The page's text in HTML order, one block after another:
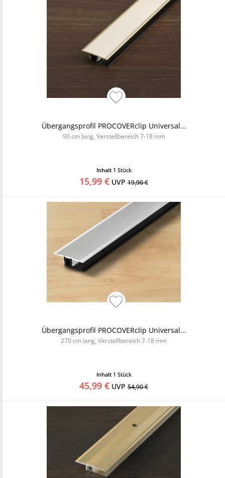
Übergangsprofil PROCOVERclip Universal...
90 cm lang, Verstellbereich 7-18 mm
Inhalt 1 Stück
15,99 € UVP 19,90 €
Übergangsprofil PROCOVERclip Universal...
270 cm lang, Verstellbereich 7-18 mm
Inhalt 1 Stück
45,99 € UVP 54,90 €